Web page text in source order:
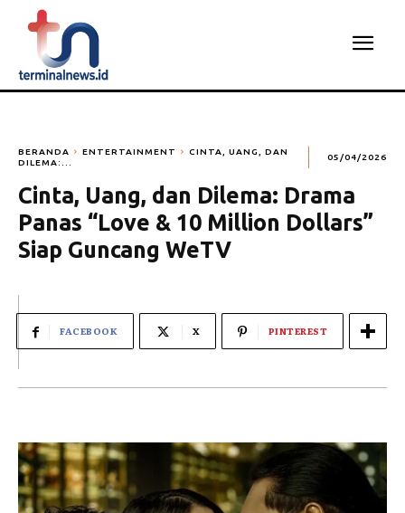
BERANDA ENTERTAINMENT
CINTA, UANG, DAN
DILEMA:...
05/04/2026
Cinta, Uang, dan Dilema: Drama
Panas “Love & 10 Million Dollars”
Siap Guncang WeTV
FACEBOOK X PINTEREST